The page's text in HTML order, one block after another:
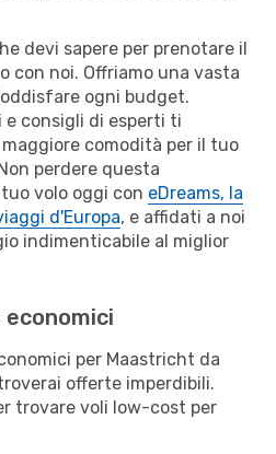
devi sapere per prenotare il
con noi. Offriamo una vasta
ogni budget.
consigli di esperti ti
comodità per il tuo
perdere questa
volo oggi con eDreams, la
d'Europa, e affidati a noi
indimenticabile al miglior
per Maastricht da
offerte imperdibili.
trovare voli low-cost per